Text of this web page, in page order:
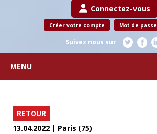
Connectez-vous
Créer votre compte Mot de
Suivez nous sur
MENU
RETOUR
13.04.2022 | Paris (75)